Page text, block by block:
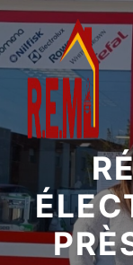
Panneau de